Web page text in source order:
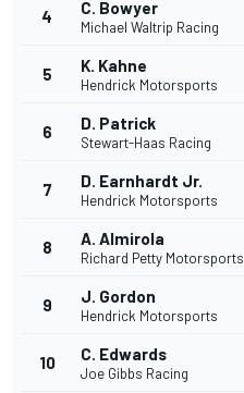
4 C. Bowyer
Michael Waltrip Racing
5 K. Kahne
Hendrick Motorsports
6 D. Patrick
Stewart-Haas Racing
7 D. Earnhardt Jr.
Hendrick Motorsports
8 A. Almirola
Richard Petty Motorsports
9 J. Gordon
Hendrick Motorsports
10 C. Edwards
Joe Gibbs Racing